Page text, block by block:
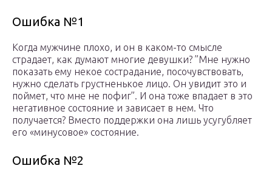
Ошибка №1
Когда мужчине плохо, и он в каком-то смысле
страдает, как думают многие девушки? ”Мне нужно
показать ему некое сострадание, посочувствовать,
нужно сделать грустненькое лицо. Он увидит это и
поймет, что мне не пофиг”. И она тоже впадает в это
негативное состояние и зависает в нем. Что
получается? Вместо поддержки она лишь усугубляет
его «минусовое» состояние.
Ошибка №2